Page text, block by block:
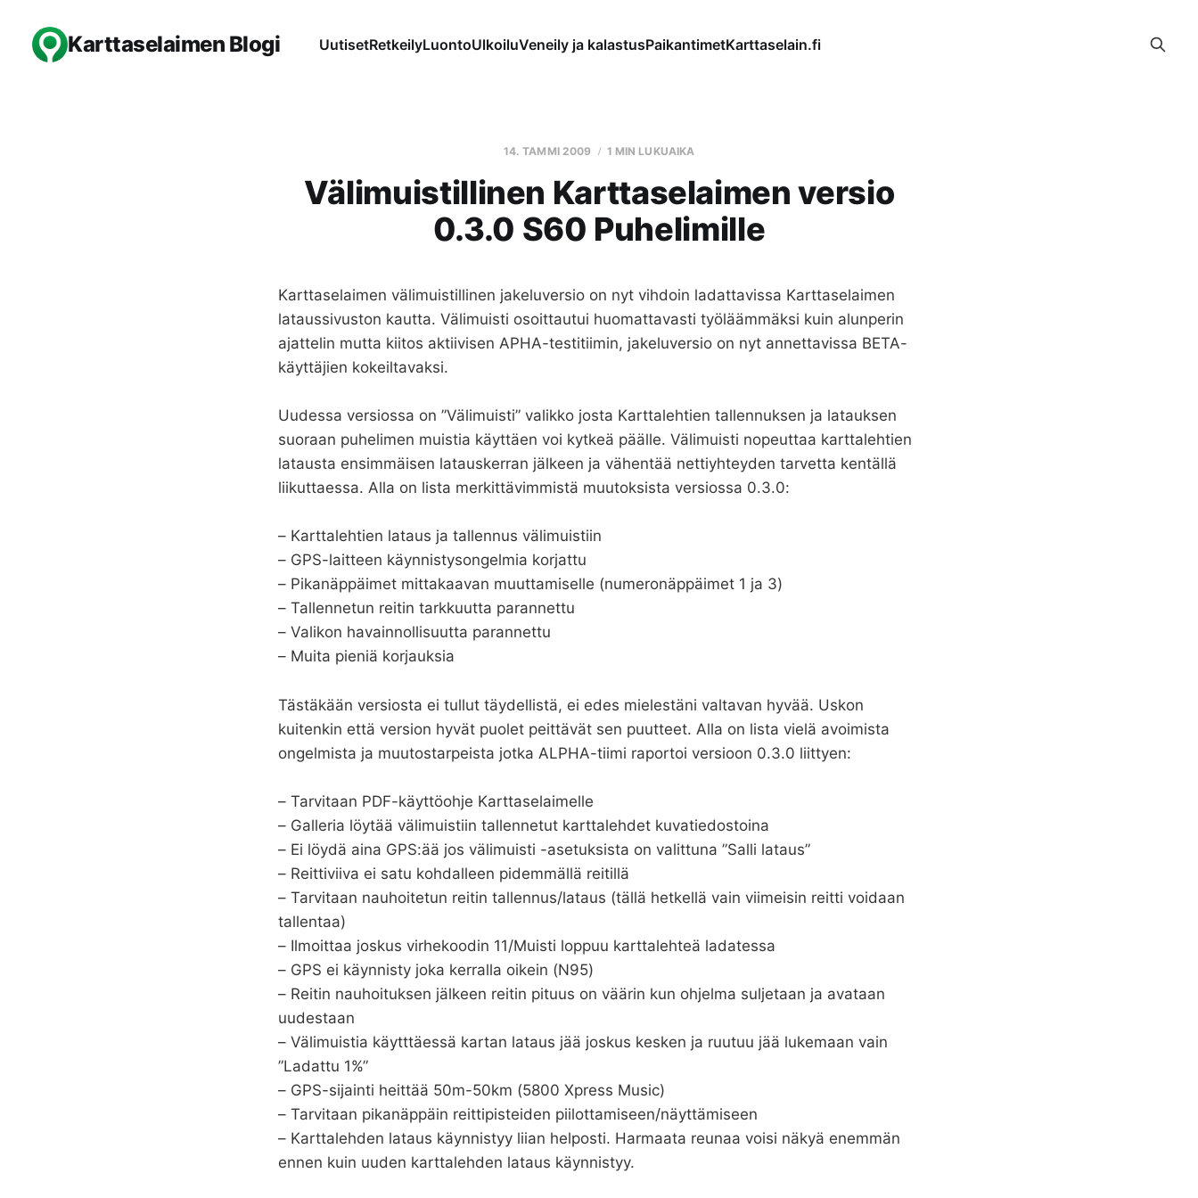
Karttaselaimen Blogi UutisetRetkeilyLuontoUlkoiluVeneily ja kalastusPaikantimetKarttaselain.fi
14. TAMMI 2009 1 MIN LUKUAIKA
Välimuistillinen Karttaselaimen versio
0.3.0 S60 Puhelimille
Karttaselaimen välimuistillinen jakeluversio on nyt vihdoin ladattavissa Karttaselaimen
lataussivuston kautta. Välimuisti osoittautui huomattavasti työläämmäksi kuin alunperin
ajattelin mutta kiitos aktiivisen APHA-testitiimin, jakeluversio on nyt annettavissa BETA-
käyttäjien kokeiltavaksi.
Uudessa versiossa on ”Välimuisti” valikko josta Karttalehtien tallennuksen ja latauksen
suoraan puhelimen muistia käyttäen voi kytkeä päälle. Välimuisti nopeuttaa karttalehtien
latausta ensimmäisen latauskerran jälkeen ja vähentää nettiyhteyden tarvetta kentällä
liikuttaessa. Alla on lista merkittävimmistä muutoksista versiossa 0.3.0:
– Karttalehtien lataus ja tallennus välimuistiin
– GPS-laitteen käynnistysongelmia korjattu
– Pikanäppäimet mittakaavan muuttamiselle (numeronäppäimet 1 ja 3)
– Tallennetun reitin tarkkuutta parannettu
– Valikon havainnollisuutta parannettu
– Muita pieniä korjauksia
Tästäkään versiosta ei tullut täydellistä, ei edes mielestäni valtavan hyvää. Uskon
kuitenkin että version hyvät puolet peittävät sen puutteet. Alla on lista vielä avoimista
ongelmista ja muutostarpeista jotka ALPHA-tiimi raportoi versioon 0.3.0 liittyen:
– Tarvitaan PDF-käyttöohje Karttaselaimelle
– Galleria löytää välimuistiin tallennetut karttalehdet kuvatiedostoina
– Ei löydä aina GPS:ää jos välimuisti -asetuksista on valittuna ”Salli lataus”
– Reittiviiva ei satu kohdalleen pidemmällä reitillä
– Tarvitaan nauhoitetun reitin tallennus/lataus (tällä hetkellä vain viimeisin reitti voidaan
tallentaa)
– Ilmoittaa joskus virhekoodin 11/Muisti loppuu karttalehteä ladatessa
– GPS ei käynnisty joka kerralla oikein (N95)
– Reitin nauhoituksen jälkeen reitin pituus on väärin kun ohjelma suljetaan ja avataan
uudestaan
– Välimuistia käytttäessä kartan lataus jää joskus kesken ja ruutuu jää lukemaan vain
”Ladattu 1%”
– GPS-sijainti heittää 50m-50km (5800 Xpress Music)
– Tarvitaan pikanäppäin reittipisteiden piilottamiseen/näyttämiseen
– Karttalehden lataus käynnistyy liian helposti. Harmaata reunaa voisi näkyä enemmän
ennen kuin uuden karttalehden lataus käynnistyy.